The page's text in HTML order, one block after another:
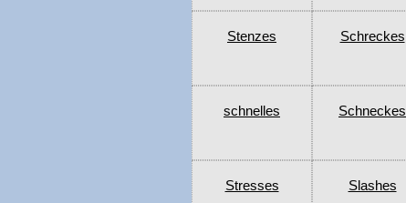
Stenzes Schreckes
schnelles Schneckes
Stresses Slashes